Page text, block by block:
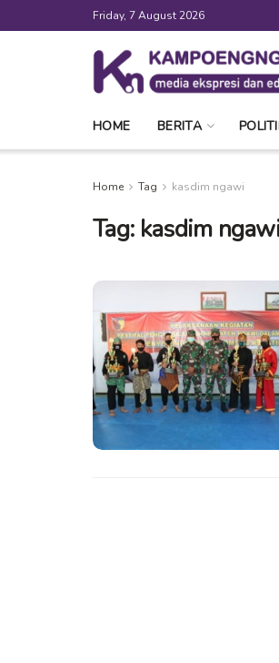
Friday, 7 August 2026
HOME BERITA
Home Tag kasdim ngawi
Tag: kasdim